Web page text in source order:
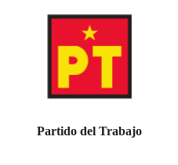
Partido del Trabajo